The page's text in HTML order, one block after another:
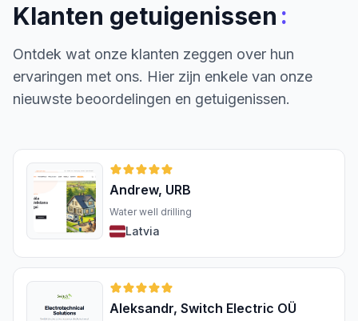
Klanten getuigenissen :
Ontdek wat onze klanten zeggen over hun
ervaringen met ons. Hier zijn enkele van onze
nieuwste beoordelingen en getuigenissen.
Andrew, URB
Water well drilling
Latvia
Aleksandr, Switch Electric OÜ